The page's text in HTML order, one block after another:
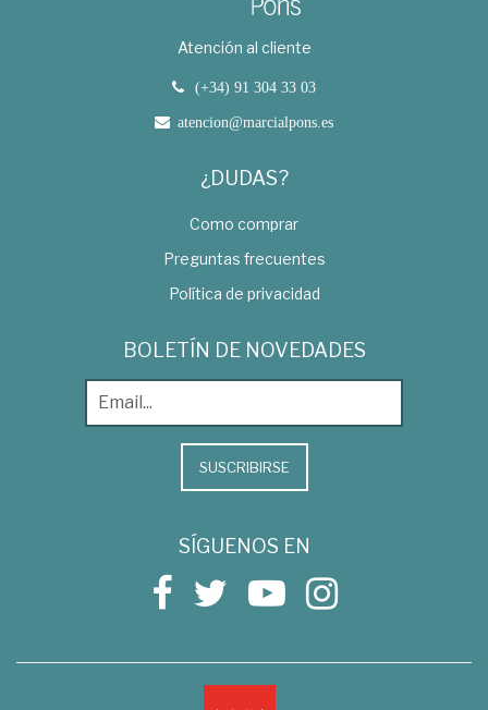
Atención al cliente
(+34) 91 304 33 03
atencion@marcialpons.es
¿DUDAS?
Como comprar
Preguntas frecuentes
Política de privacidad
BOLETÍN DE NOVEDADES
SUSCRIBIRSE
SÍGUENOS EN